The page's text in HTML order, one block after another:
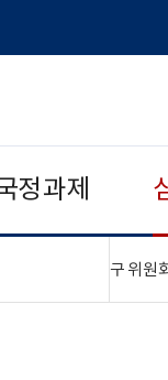
정과제
구 위원